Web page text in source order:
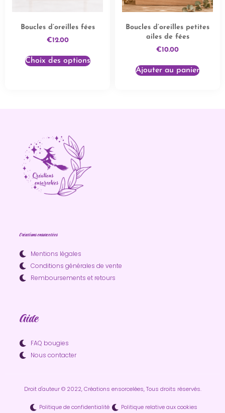
Boucles d’oreilles fées
€12.00
Choix des options
Boucles d’oreilles petites
ailes de fées
€10.00
Ajouter au panier
Créations ensorcelées
Mentions légales
Conditions générales de vente
Remboursements et retours
Aide
FAQ bougies
Nous contacter
Droit d'auteur © 2022, Créations ensorcelées, Tous droits réservés.
Politique de confidentialité Politique relative aux cookies